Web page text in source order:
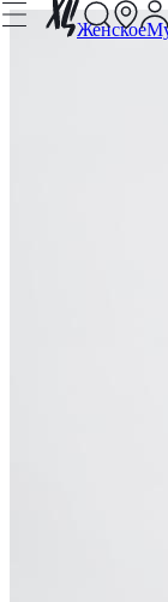
Женское